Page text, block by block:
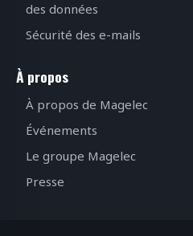
des données
Sécurité des e-mails
À propos
À propos de Magelec
Événements
Le groupe Magelec
Presse